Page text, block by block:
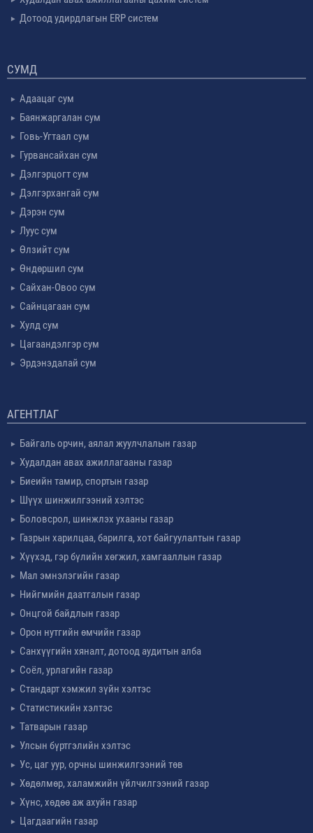
Дотоод удирдлагын ERP систем
СУМД
Адаацаг сум
Баянжаргалан сум
Говь-Угтаал сум
Гурвансайхан сум
Дэлгэрцогт сум
Дэлгэрхангай сум
Дэрэн сум
Луус сум
Өлзийт сум
Өндөршил сум
Сайхан-Овоо сум
Сайнцагаан сум
Хулд сум
Цагаандэлгэр сум
Эрдэнэдалай сум
АГЕНТЛАГ
Байгаль орчин, аялал жуулчлалын газар
Худалдан авах ажиллагааны газар
Биеийн тамир, спортын газар
Шүүх шинжилгээний хэлтэс
Боловсрол, шинжлэх ухааны газар
Газрын харилцаа, барилга, хот байгуулалтын газар
Хүүхэд, гэр бүлийн хөгжил, хамгааллын газар
Мал эмнэлэгийн газар
Нийгмийн даатгалын газар
Онцгой байдлын газар
Орон нутгийн өмчийн газар
Санхүүгийн хяналт, дотоод аудитын алба
Соёл, урлагийн газар
Стандарт хэмжил зүйн хэлтэс
Статистикийн хэлтэс
Татварын газар
Улсын бүртгэлийн хэлтэс
Ус, цаг уур, орчны шинжилгээний төв
Хөдөлмөр, халамжийн үйлчилгээний газар
Хүнс, хөдөө аж ахуйн газар
Цагдаагийн газар